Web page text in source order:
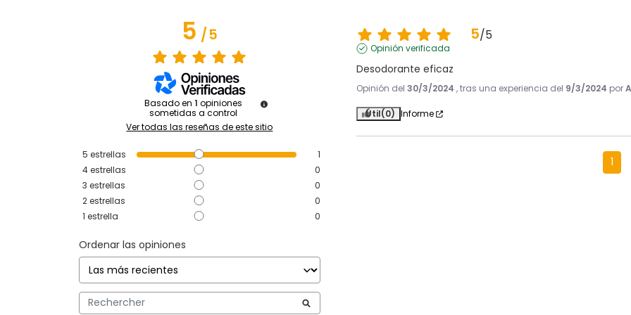
5/5
Basado en 1 opiniones
sometidas a control
Ver todas las reseñas de este sitio
5 estrellas
1
4estrellas
0
3 estrellas
0
2estrellas
0
1 estrella 0
Ordenar las opiniones
5/5
Opinión verificada
Desodorante eficaz
Opinión del30/3/2024 , tras una experiencia del 9/3/2024 por
Útil(0) Informe
1